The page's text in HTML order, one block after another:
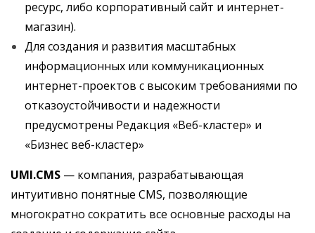
ресурс, либо корпоративный сайт и интернет-
магазин).
Для создания и развития масштабных
информационных или коммуникационных
интернет-проектов с высоким требованиями по
отказоустойчивости и надежности
предусмотрены Редакция «Веб-кластер» и
«Бизнес веб-кластер»
UMI.CMS — компания, разрабатывающая
интуитивно понятные CMS, позволяющие
многократно сократить все основные расходы на